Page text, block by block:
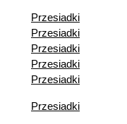
Przesiadki
Przesiadki
Przesiadki
Przesiadki
Przesiadki
Przesiadki